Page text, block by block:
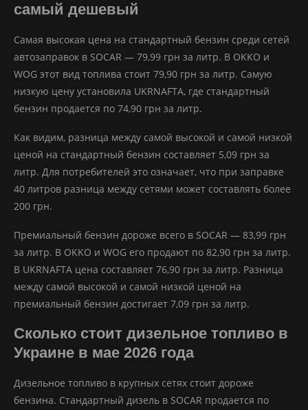
самый дешевый
Самая высокая цена на стандартный бензин среди сетей
автозаправок в SOCAR — 79,99 грн за литр. В OKKO и
WOG этот вид топлива стоит 79,90 грн за литр. Самую
низкую цену установила UKRNAFTA, где стандартный
бензин продается по 74,90 грн за литр.
Как видим, разница между самой высокой и самой низкой
ценой на стандартный бензин составляет 5,09 грн за
литр. Для потребителей это означает, что при заправке
40 литров разница между сетями может составлять более
200 грн.
Премиальный бензин дороже всего в SOCAR — 83,99 грн
за литр. В OKKO и WOG его продают по 82,90 грн за литр.
В UKRNAFTA цена составляет 76,90 грн за литр. Разница
между самой высокой и самой низкой ценой на
премиальный бензин достигает 7,09 грн за литр.
Сколько стоит дизельное топливо в
Украине в мае 2026 года
Дизельное топливо в крупных сетях стоит дороже
бензина. Стандартный дизель в SOCAR продается по